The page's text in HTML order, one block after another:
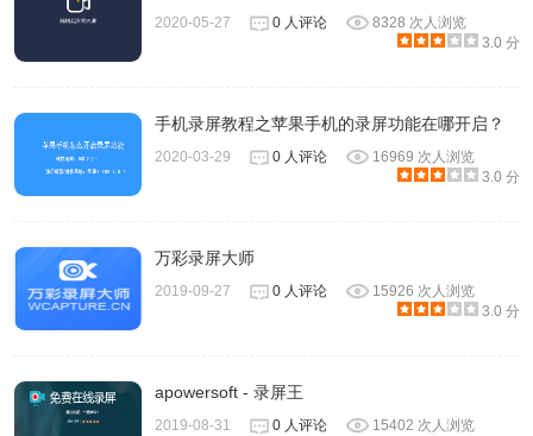
7、此时插件图标也由灰色变为闪烁的红点。
2020-05-27 0 人评论
8328 次人浏览
3.0 分
手机录屏教程之苹果手机的录屏功能在哪开启？
2020-03-29 0 人评论
16969 次人浏览
3.0 分
万彩录屏大师
2019-09-27 0 人评论
15926 次人浏览
3.0 分
apowersoft - 录屏王
2019-08-31 0 人评论
15402 次人浏览